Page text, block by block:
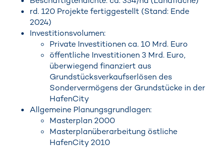
rd. 120 Projekte fertiggestellt (Stand: Ende
2024)
Investitionsvolumen:
Private Investitionen ca. 10 Mrd. Euro
öffentliche Investitionen 3 Mrd. Euro,
überwiegend finanziert aus
Grundstücksverkaufserlösen des
Sondervermögens der Grundstücke in der
HafenCity
Allgemeine Planungsgrundlagen:
Masterplan 2000
Masterplanüberarbeitung östliche
HafenCity 2010